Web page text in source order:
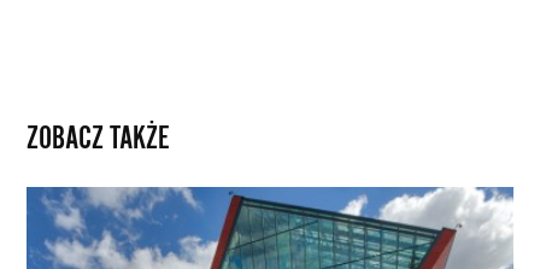
ZOBACZ TAKŻE
polskich
budynków